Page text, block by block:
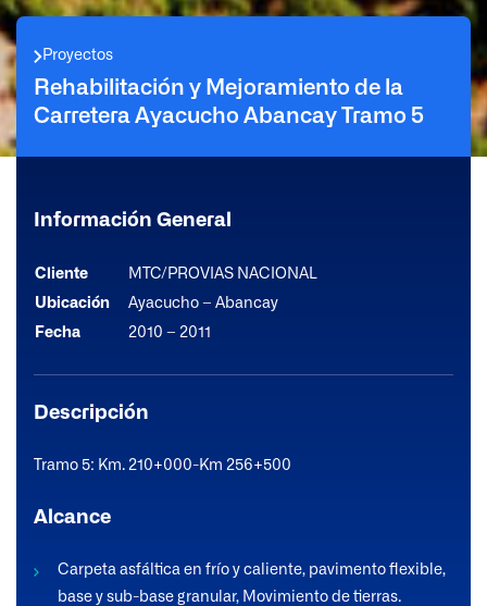
Proyectos
Rehabilitación y Mejoramiento de la
Carretera Ayacucho Abancay Tramo 5
Información General
Cliente
MTC/PROVIAS NACIONAL
Ubicación
Ayacucho – Abancay
Fecha
2010 – 2011
Descripción
Tramo 5: Km. 210+000-Km 256+500
Alcance
Carpeta asfáltica en frío y caliente, pavimento flexible,
base y sub-base granular, Movimiento de tierras.